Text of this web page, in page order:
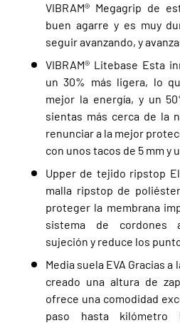
VIBRAM® Megagrip de
buen agarre y es muy
seguir avanzando, y
VIBRAM® Litebase Esta
un 30% más ligera, lo
mejor la energía, y un
sientas más cerca de la
renunciar a la mejor
con unos tacos de 5 mm y
Upper de tejido ripstop
malla ripstop de
proteger la membrana
sistema de cordones
sujeción y reduce los
Media suela EVA Gracias a
creado una altura de
ofrece una comodidad
paso hasta kilómetro